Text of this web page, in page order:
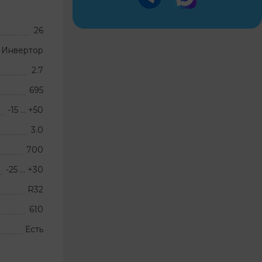
26
Инвертор
2.7
695
-15 … +50
3.0
700
-25 … +30
R32
610
Есть